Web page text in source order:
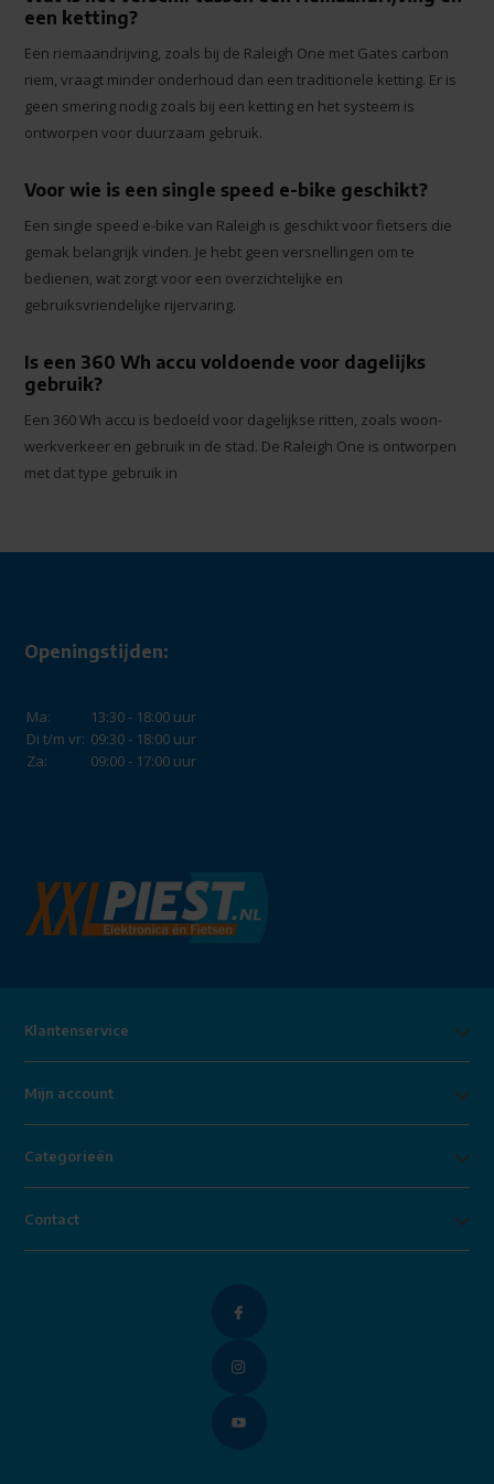
een ketting?
Een riemaandrijving, zoals bij de Raleigh One met Gates carbon
riem, vraagt minder onderhoud dan een traditionele ketting. Er is
geen smering nodig zoals bij een ketting en het systeem is
ontworpen voor duurzaam gebruik.
Voor wie is een single speed e-bike geschikt?
Een single speed e-bike van Raleigh is geschikt voor fietsers die
gemak belangrijk vinden. Je hebt geen versnellingen om te
bedienen, wat zorgt voor een overzichtelijke en
gebruiksvriendelijke rijervaring.
Is een 360 Wh accu voldoende voor dagelijks
gebruik?
Een 360 Wh accu is bedoeld voor dagelijkse ritten, zoals woon-
werkverkeer en gebruik in de stad. De Raleigh One is ontworpen
met dat type gebruik in
Openingstijden:
Ma:
13:30 - 18:00 uur
Di t/m vr: 09:30 - 18:00 uur
Za:
09:00 - 17:00 uur
Klantenservice
Mijn account
Categorieën
Contact